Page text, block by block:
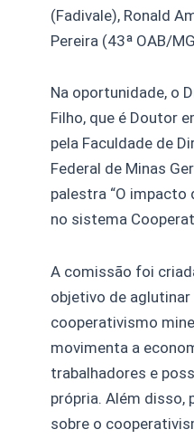
(Fadivale), Ronald
Pereira (43ª OAB/
Na oportunidade, o
Filho, que é Doutor
pela Faculdade de
Federal de Minas
palestra “O impacto
no sistema
A comissão foi
objetivo de
cooperativismo
movimenta a
trabalhadores e
própria. Além disso,
sobre o